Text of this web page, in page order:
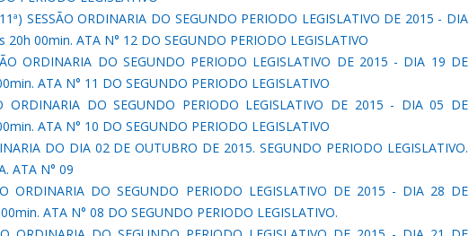
SESSÃO ORDINARIA DO SEGUNDO PERIODO LEGISLATIVO DE 2015 - DIA
20h 00min. ATA N° 12 DO SEGUNDO PERIODO LEGISLATIVO
ORDINARIA DO SEGUNDO PERIODO LEGISLATIVO DE 2015 - DIA 19 DE
ATA N° 11 DO SEGUNDO PERIODO LEGISLATIVO
ORDINARIA DO SEGUNDO PERIODO LEGISLATIVO DE 2015 - DIA 05 DE
ATA N° 10 DO SEGUNDO PERIODO LEGISLATIVO
DO DIA 02 DE OUTUBRO DE 2015. SEGUNDO PERIODO LEGISLATIVO.
ATA N° 09
ORDINARIA DO SEGUNDO PERIODO LEGISLATIVO DE 2015 - DIA 28 DE
ATA N° 08 DO SEGUNDO PERIODO LEGISLATIVO.